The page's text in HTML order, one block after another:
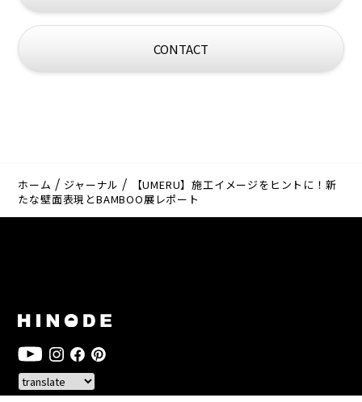
CONTACT
ホーム ジャーナル
【UMERU】施工イメージをヒントに！新
たな壁面表現とBAMBOO展レポート